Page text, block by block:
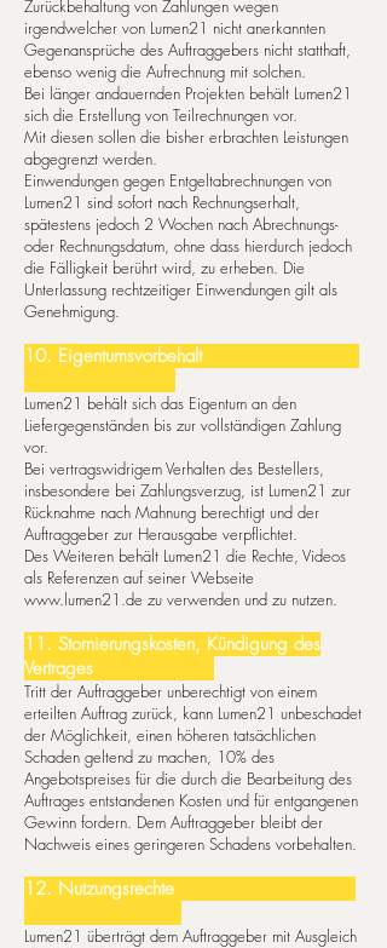
Zurückbehaltung von Zahlungen we­gen
irgendwelcher von Lumen21 nicht anerkannten
Gegenansprüche des Auftraggebers nicht statthaft,
ebenso wenig die Aufrechnung mit solchen.
Bei länger andauernden Projekten behält Lumen21
sich die Erstellung von Teilrechnungen vor.
Mit diesen sollen die bis­her erbrachten Leistungen
abgegrenzt werden.
Einwendungen gegen Entgeltabrechnungen von
Lumen21 sind sofort nach Rechnungserhalt,
spätestens jedoch 2 Wochen nach Abrechnungs-
oder Rechnungsdatum, ohne dass hierdurch jedoch
die Fälligkeit berührt wird, zu erheben. Die
Unterlassung rechtzeitiger Einwendungen gilt als
Genehmigung.
10. Eigentumsvorbehalt
Lumen21 behält sich das Eigentum an den
Liefergegenständen bis zur vollständigen Zahlung
vor.
Bei vertragswidrigem Verhalten des Bestellers,
insbesondere bei Zahlungsverzug, ist Lumen21 zur
Rücknahme nach Mah­nung berechtigt und der
Auftraggeber zur Herausgabe verpflichtet.
Des Weiteren behält Lumen21 die Rechte, Videos
als Referenzen auf seiner Webseite
www.lumen21.de zu verwenden und zu nutzen.
11. Stornierungskosten, Kündigung des
Vertrages
Tritt der Auftraggeber unberechtigt von einem
erteilten Auftrag zurück, kann Lumen21 unbeschadet
der Möglichkeit, ei­nen höheren tatsächlichen
Schaden geltend zu machen, 10% des
Angebotspreises für die durch die Bearbeitung des
Auf­tra­ges entstandenen Kosten und für entgangenen
Gewinn fordern. Dem Auftraggeber bleibt der
Nachweis eines geringeren Schadens vorbehalten.
12. Nutzungsrechte
Lumen21 überträgt dem Auftraggeber mit Ausgleich